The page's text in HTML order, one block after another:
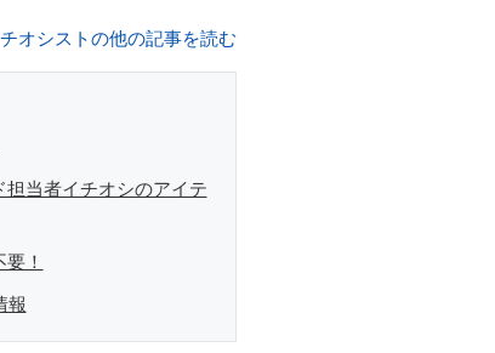
オシストの他の記事を読む
当者イチオシのアイテ
！
報